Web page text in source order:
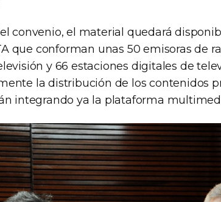
convenio, el material quedará
que conforman unas 50 emisoras de
y 66 estaciones digitales de
la distribución de los contenidos
integrando ya la plataforma